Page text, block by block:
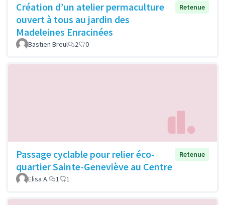
Création d’un atelier permaculture
ouvert à tous au jardin des
Madeleines Enracinées
Retenue
Bastien Breul 2 0
Passage cyclable pour relier éco-
quartier Sainte-Geneviève au Centre
Retenue
Elisa A. 1 1